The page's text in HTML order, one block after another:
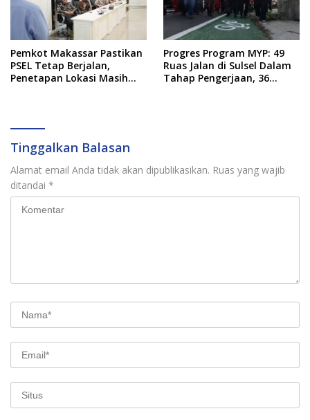
Pemkot Makassar Pastikan
PSEL Tetap Berjalan,
Penetapan Lokasi Masih
Progres Program MYP: 49
Ruas Jalan di Sulsel Dalam
Tahap Pengerjaan, 36
Tinggalkan Balasan
Alamat email Anda tidak akan dipublikasikan. Ruas yang wajib
ditandai *